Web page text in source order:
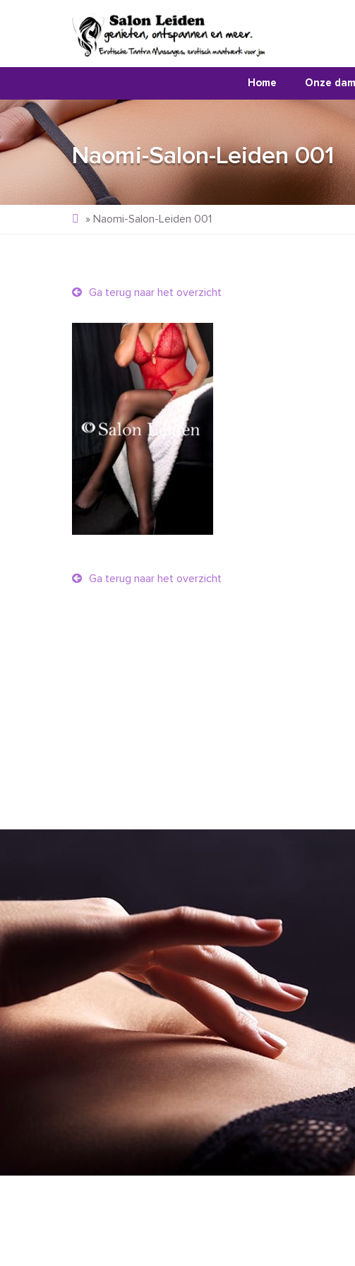
Home Onze
Naomi-Salon-Leiden 001
» Naomi-Salon-Leiden 001
Ga terug naar het overzicht
Ga terug naar het overzicht